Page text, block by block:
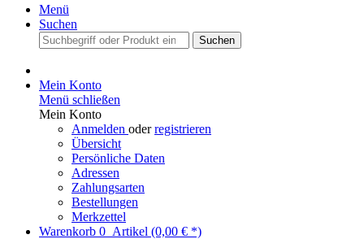
Menü
Suchen
Suchen
Mein Konto
Menü schließen
Mein Konto
Anmelden oderregistrieren
Übersicht
Persönliche Daten
Adressen
Zahlungsarten
Bestellungen
Merkzettel
Warenkorb 0 Artikel (0,00 € *)